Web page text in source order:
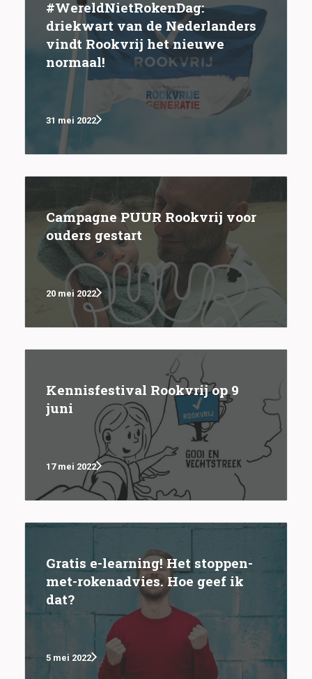
#WereldNietRokenDag:
driekwart van de Nederlanders
vindt Rookvrij het nieuwe
normaal!
31 mei 2022
Campagne PUUR Rookvrij voor
ouders gestart
20 mei 2022
Kennisfestival Rookvrij op 9
juni
17 mei 2022
Gratis e-learning! Het stoppen-
met-rokenadvies. Hoe geef ik
dat?
5 mei 2022